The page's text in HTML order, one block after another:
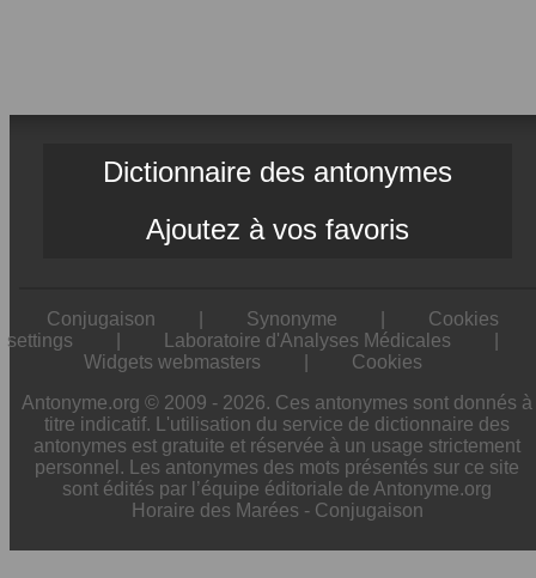
Dictionnaire des antonymes
Ajoutez à vos favoris
Conjugaison Synonyme
Cookies
settings
Laboratoire d'Analyses Médicales
Widgets webmasters
Cookies
Antonyme.org © 2009 - 2026. Ces antonymes sont donnés à
titre indicatif. L'utilisation du service de dictionnaire des
antonymes est gratuite et réservée à un usage strictement
personnel. Les antonymes des mots présentés sur ce site
sont édités par l’équipe éditoriale de Antonyme.org
Horaire des Marées - Conjugaison